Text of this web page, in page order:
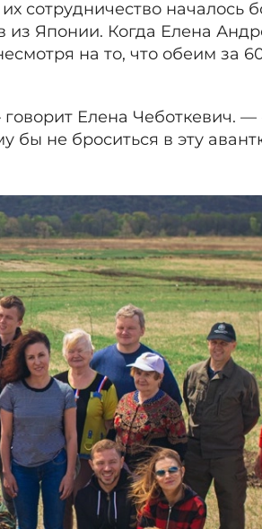
сотрудничество началось
Японии. Когда Елена
на то, что обеим за
Елена Чеботкевич. —
бы не броситься в эту